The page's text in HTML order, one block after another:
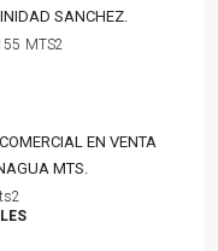
SANCHEZ.
MTS2
EN VENTA
MTS.